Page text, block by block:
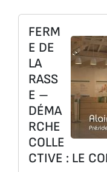
FERM
E DE
LA
RASS
E –
DÉMA
RCHE
COLLE
CTIVE : LE